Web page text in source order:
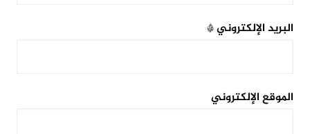
البريد الإلكتروني*
الموقع الإلكتروني